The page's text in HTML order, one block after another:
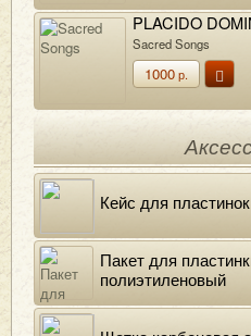
PLACIDO
Sacred Songs
1000р.
Кейс для
Пакет для
полиэтиленовый